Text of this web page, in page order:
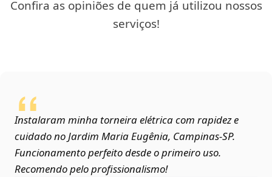
Confira as opiniões de quem já utilizou nossos
serviços!
Instalaram minha torneira elétrica com rapidez e
cuidado no Jardim Maria Eugênia, Campinas‑SP.
Funcionamento perfeito desde o primeiro uso.
Recomendo pelo profissionalismo!